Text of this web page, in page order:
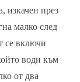
изкачен през
малко след
се включи
води към
от два